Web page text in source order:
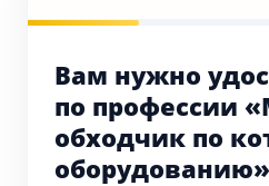
Вам нужно
по профессии
обходчик по